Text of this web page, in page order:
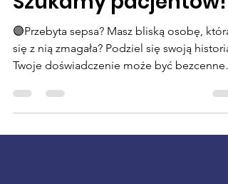
7 maj 2025
1 minut(y) czytania
Szukamy pacjentów!
🟣Przebyta sepsa? Masz bliską osobę, która
Twoje doświadczenie może być bezcenne
dla...